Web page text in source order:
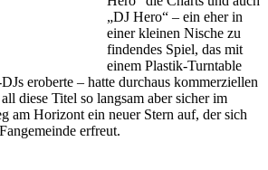
„DJ Hero“ – ein eher in
einer kleinen Nische zu
findendes Spiel, das mit
einem Plastik-Turntable
eroberte – hatte durchaus kommerziellen
diese Titel so langsam aber sicher im
am Horizont ein neuer Stern auf, der sich
erfreut.